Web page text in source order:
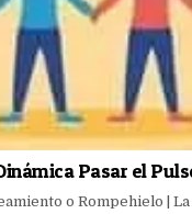
Pasar el
o Rompehielo |